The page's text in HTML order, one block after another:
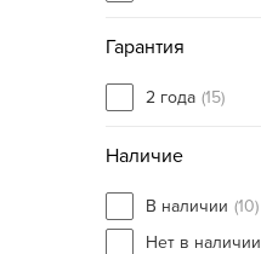
Гарантия
2 года (15)
Наличие
В наличии (10)
Нет в наличии